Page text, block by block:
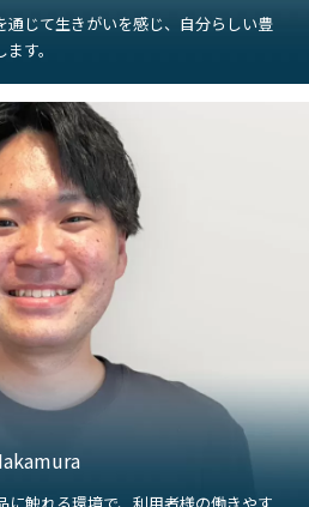
じて生きがいを感じ、自分らしい豊
す。